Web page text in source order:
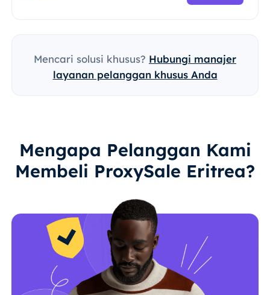
Mencari solusi khusus? Hubungi manajer
layanan pelanggan khusus Anda
Mengapa Pelanggan Kami
Membeli ProxySale Eritrea?